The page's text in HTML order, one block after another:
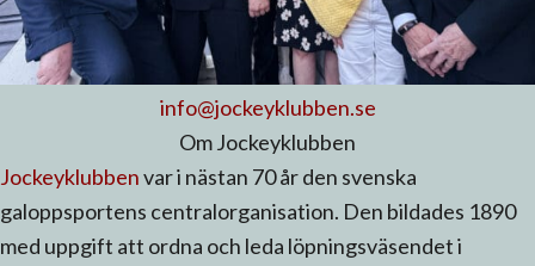
info@jockeyklubben.se
Om Jockeyklubben
Jockeyklubbenvar i nästan 70 år den svenska
galoppsportens centralorganisation. Den bildades 1890
med uppgift att ordna och leda löpningsväsendet i